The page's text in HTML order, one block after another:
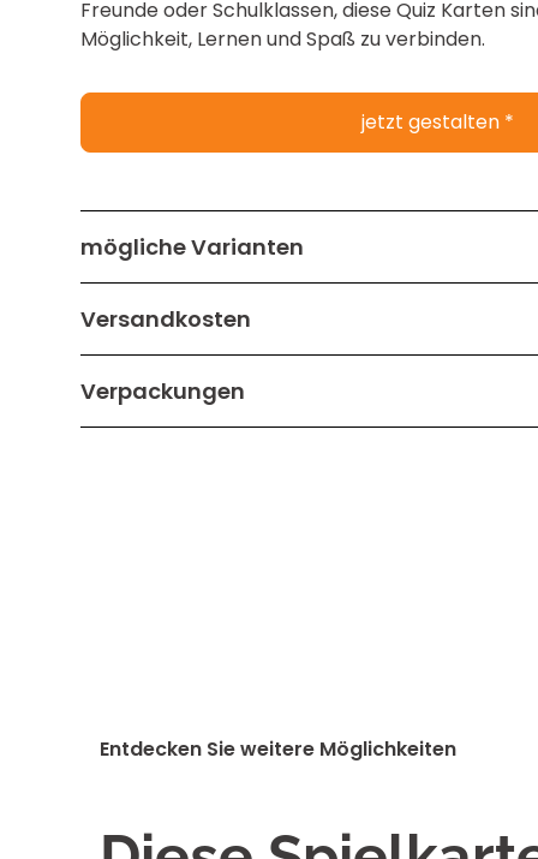
Freunde oder Schulklassen, diese Quiz Karten
Möglichkeit, Lernen und Spaß zu verbinden.
jetzt gestalten *
mögliche Varianten
Quizkarten Allgemeinwissen - 33 Karten -
Quizkarten Allgemeinwissen - 55 Karten -
Quizkarten Allgemeinwissen - 110 Karten -
Versandkosten
Besteller die ggf. im Zielland anfallenden
Österreich DHL Warenpost
Österreich DHL Paket
Verpackungen
der sowohl robust
Sie eignet sich
Entdecken Sie weitere Möglichkeiten